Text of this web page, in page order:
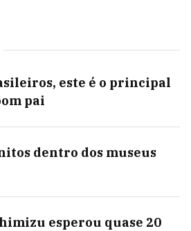
este é o principal
pai
dentro dos museus
esperou quase 20